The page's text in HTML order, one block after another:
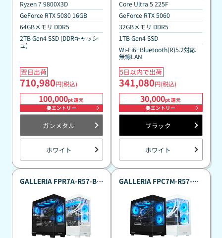
Ryzen 7 9800X3D
GeForce RTX 5080 16GB
64GBメモリ DDR5
2TB Gen4 SSD (DDRキャッシ
ュ)
翌日出荷
710,980円(税込)
100,000pt 還元
要エントリー
ガンメタル
ホワイト
Core Ultra 5 225F
GeForce RTX 5060
32GBメモリ DDR5
1TB Gen4 SSD
Wi-Fi6+Bluetooth(R)5.2対応
無線LAN
5日以内で出荷
341,080円(税込)
30,000pt 還元
要エントリー
ブラック
ホワイト
GALLERIA FPR7A-R57-B
イント還元祭標準モデル
『Minecraft: Java ＆
Bedrock Edition for PC、
PC Game Pass同梱版』
GALLERIA FPC7M-R57-B
タマイズモデル
『Minecraft: Java ＆
Bedrock Edition for PC、
PC Game Pass同梱版』